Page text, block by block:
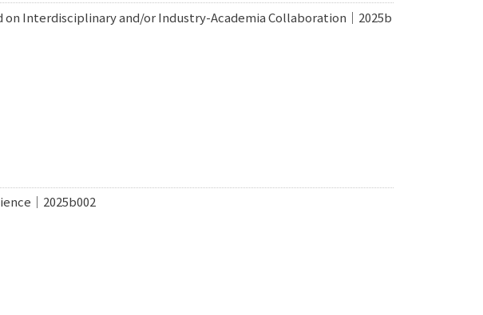
Interdisciplinary and/or Industry-Academia Collaboration｜2025b
｜2025b002